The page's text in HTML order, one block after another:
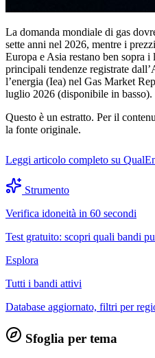
La domanda mondiale di gas
sette anni nel 2026, mentre i
Europa e Asia restano ben sopra
principali tendenze registrate
l’energia (Iea) nel Gas Market
luglio 2026 (disponibile in basso).
Questo è un estratto. Per il
la fonte originale.
Leggi articolo completo su
Strumento
Verifica idoneità in 60 secondi
Test gratuito: scopri quali bandi
Esplora
Tutti i bandi attivi
Database aggiornato, filtri per
Sfoglia per tema